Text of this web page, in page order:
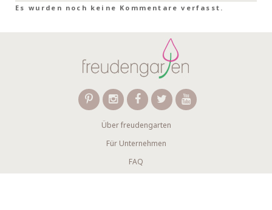
Es wurden noch keine Kommentare verfasst.
Über freudengarten
Für Unternehmen
FAQ